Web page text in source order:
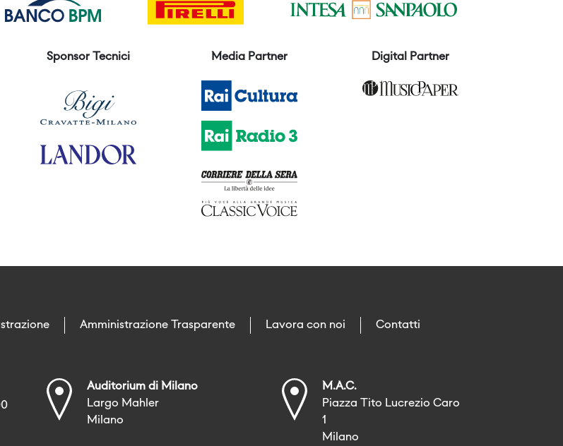
Sponsor Tecnici Media Partner Digital Partner
Amministrazione Trasparente Lavora con noi Contatti
Auditorium di Milano
Largo Mahler
Milano
M.A.C.
Piazza Tito Lucrezio Caro
1
Milano